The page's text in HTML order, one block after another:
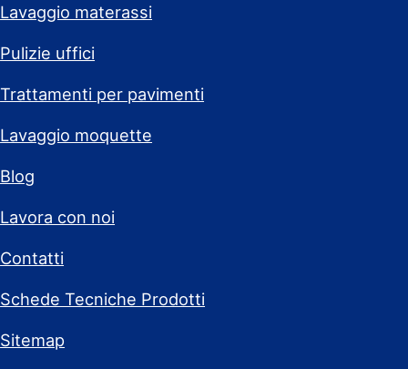
Lavaggio materassi
Pulizie uffici
Trattamenti per pavimenti
Lavaggio moquette
Blog
Lavora con noi
Contatti
Schede Tecniche Prodotti
Sitemap